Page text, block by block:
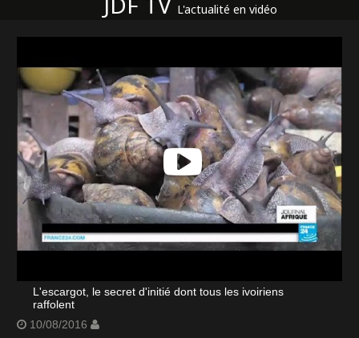
L'actualité en vidéo
L'escargot, le secret d'initié dont tous les ivoiriens
raffolent
10/08/2016